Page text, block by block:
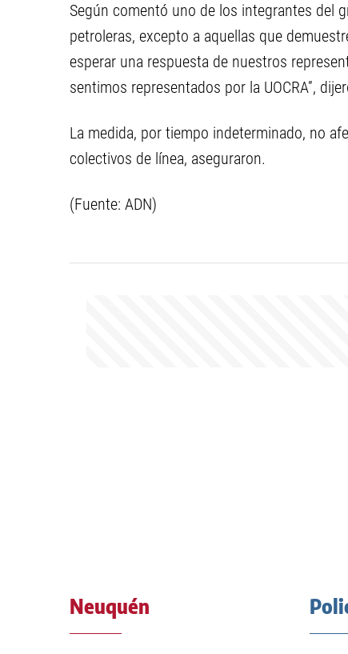
Según comentó uno de los integrantes del
petroleras, excepto a aquellas que
esperar una respuesta de nuestros
sentimos representados por la UOCRA”,
La medida, por tiempo indeterminado, no
colectivos de línea, aseguraron.
(Fuente: ADN)
Neuquén